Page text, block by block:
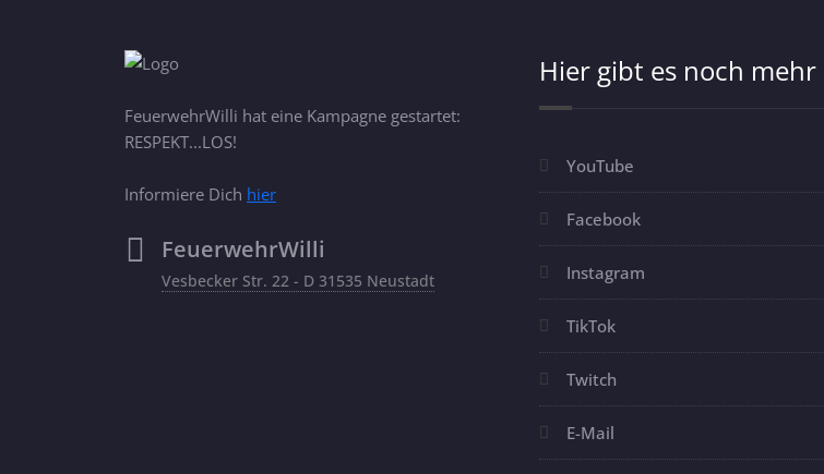
FeuerwehrWilli hat eine Kampagne gestartet:
RESPEKT...LOS!
Informiere Dich hier
FeuerwehrWilli
Vesbecker Str. 22 - D 31535 Neustadt
Hier gibt es noch mehr
YouTube
Facebook
Instagram
TikTok
Twitch
E-Mail